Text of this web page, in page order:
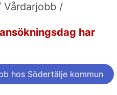
Vårdarjobb /
har
hos Södertälje kommun